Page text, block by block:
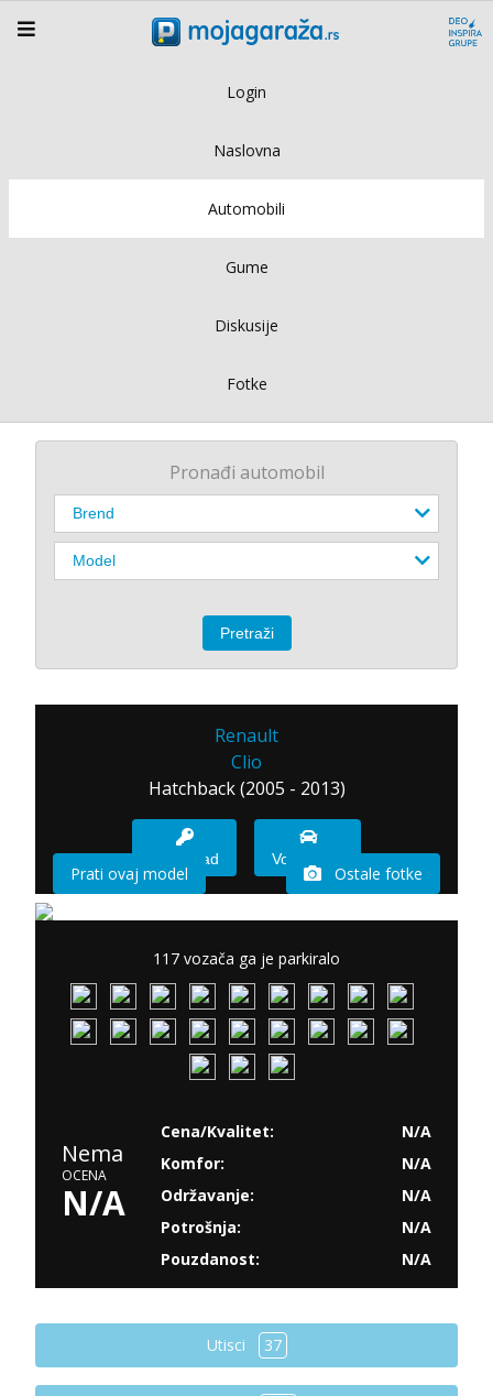
Login
Naslovna
Automobili
Gume
Diskusije
Fotke
Pronađi automobil
Renault
Clio
Hatchback (2005 - 2013)
Imam sad Vozio sam
Prati ovaj model Ostale fotke
117 vozača ga je parkiralo
Nema
OCENA
N/A
Cena/Kvalitet:
N/A
Komfor:
N/A
Održavanje:
N/A
Potrošnja:
N/A
Pouzdanost:
N/A
Utisci 37